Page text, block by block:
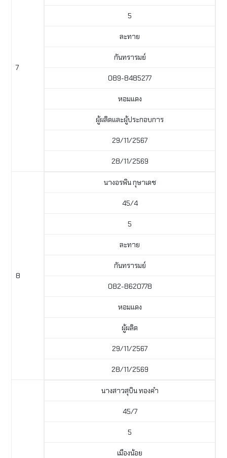
7
5
ละทาย
กันทรารมย์
089-8485277
หอมแดง
ผู้ผลิตและผู้ประกอบการ
29/11/2567
28/11/2569
8
นางอรพิน กุษาเดช
45/4
5
ละทาย
กันทรารมย์
082-8620778
หอมแดง
ผู้ผลิต
29/11/2567
28/11/2569
นางสาวสุบิน ทองคำ
45/7
5
เมืองน้อย